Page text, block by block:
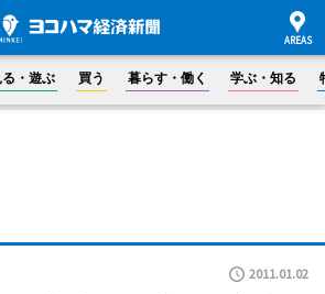
る・遊ぶ 買う 暮らす・働く 学ぶ・知る
2011.01.02